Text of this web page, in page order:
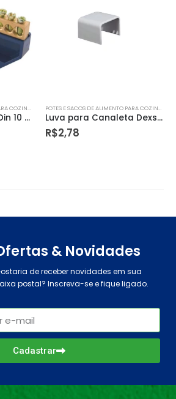
POTES E SACOS DE ALIMENTO PARA COZINHA
Barramento Terra Din 10 Ligações com Suporte Azul – Tramontina
POTES E SACOS DE ALIMENTO PARA COZINHA
Luva para Canaleta Dexson 20×12 – Schneider Electric
R$2,78
& Novidades
de receber novidades em sua
postal? Inscreva-se e fique ligado.
Cadastrar